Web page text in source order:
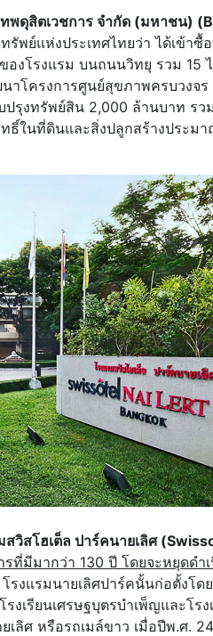
พดุสิตเวชการ จำกัด (มหาชน)
รัพย์แห่งประเทศไทยว่า ได้เข้าซื้
งโรงแรม บนถนนวิทยุ รวม 15
าโครงการศูนย์สุขภาพครบวงจร
รุงทรัพย์สิน 2,000 ล้านบาท รว
ธิ์ในที่ดินและสิ่งปลูกสร้างประม
วิสโฮเต็ล ปาร์คนายเลิศ
รที่มีมากว่า 130 ปี โดยจะหยุดดำ
รงแรมนายเลิศปาร์คนั้นก่อตั้งโด
งเรียนเศรษฐบุตรบำเพ็ญและโร
เลิศ หรือรถเมล์ขาว เมื่อปีพ.ศ.